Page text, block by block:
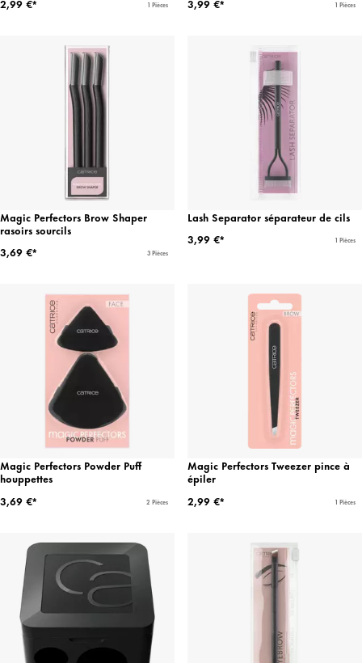
1 Pièces 1 Pièces
Magic Perfectors Brow Shaper
rasoirs sourcils
3,69 €*
3 Pièces
Lash Separator séparateur de cils
3,99 €*
1 Pièces
Magic Perfectors Powder Puff
houppettes
3,69 €*
2 Pièces
Magic Perfectors Tweezer pince à
épiler
2,99 €*
1 Pièces